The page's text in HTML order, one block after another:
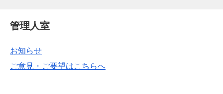
管理人室
お知らせ
ご意見・ご要望はこちらへ